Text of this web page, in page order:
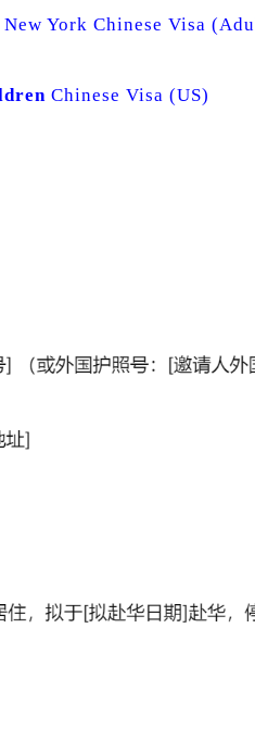
York Chinese Visa
Chinese Visa (US)